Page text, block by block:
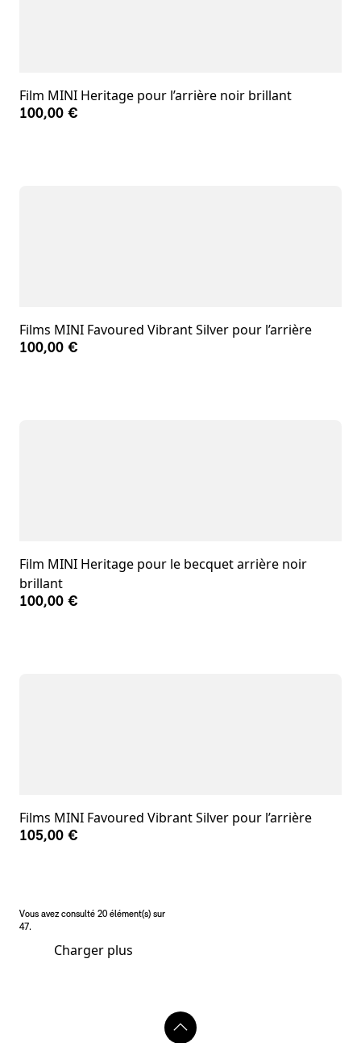
Film MINI Heritage pour l’arrière noir brillant
100,00 €
Films MINI Favoured Vibrant Silver pour l’arrière
100,00 €
Film MINI Heritage pour le becquet arrière noir
brillant
100,00 €
Films MINI Favoured Vibrant Silver pour l’arrière
105,00 €
Vous avez consulté 20 élément(s) sur
47.
Charger plus